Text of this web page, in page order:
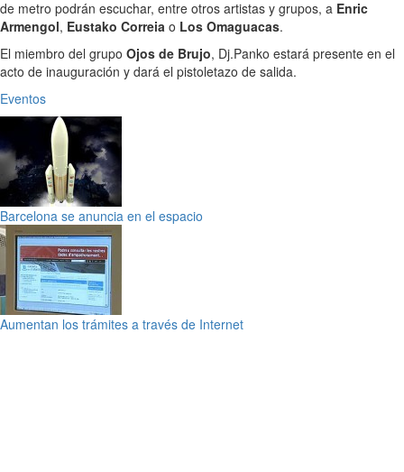
de metro podrán escuchar, entre otros artistas y grupos, a Enric
Armengol, Eustako Correia o Los Omaguacas.
El miembro del grupo Ojos de Brujo, Dj.Panko estará presente en el
acto de inauguración y dará el pistoletazo de salida.
Eventos
Barcelona se anuncia en el espacio
Aumentan los trámites a través de Internet